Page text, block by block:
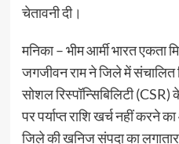
चेतावनी दी।
मनिका – भीम आर्मी भारत एकता
जगजीवन राम ने जिले में संचालित
सोशल रिस्पॉन्सिबिलिटी (CSR)
पर पर्याप्त राशि खर्च नहीं करने
जिले की खनिज संपदा का